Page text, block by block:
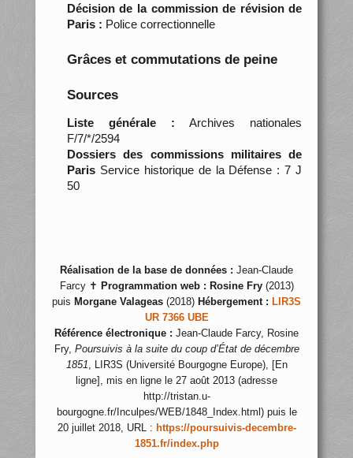
Décision de la commission de révision de
Paris : Police correctionnelle
Grâces et commutations de peine
Sources
Liste générale : Archives nationales
F/7/*/2594
Dossiers des commissions militaires de
ParisService historique de la Défense : 7 J
50
Réalisation de la base de données : Jean-Claude
Farcy ✝ Programmation web : Rosine Fry(2013)
puis Morgane Valageas (2018) Hébergement : LIR3S
UR 7366 UBE
Référence électronique : Jean-Claude Farcy, Rosine
Fry, Poursuivis à la suite du coup d’État de décembre
1851, LIR3S (Université Bourgogne Europe), [En
ligne], mis en ligne le 27 août 2013 (adresse
http://tristan.u-
bourgogne.fr/Inculpes/WEB/1848_Index.html) puis le
20 juillet 2018, URL : https://poursuivis-decembre-
1851.fr/index.php